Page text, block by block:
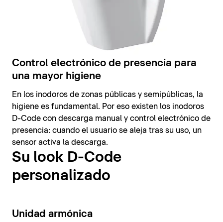
Control electrónico de presencia para
una mayor higiene
En los inodoros de zonas públicas y semipúblicas, la
higiene es fundamental. Por eso existen los inodoros
D-Code con descarga manual y control electrónico de
presencia: cuando el usuario se aleja tras su uso, un
sensor activa la descarga.
Su look D-Code
personalizado
14
Unidad armónica